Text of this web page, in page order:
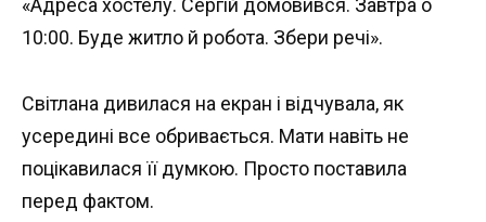
«Адреса хостелу. Сергій домовився. Завтра о
10:00. Буде житло й робота. Збери речі».
Світлана дивилася на екран і відчувала, як
усередині все обривається. Мати навіть не
поцікавилася її думкою. Просто поставила
перед фактом.